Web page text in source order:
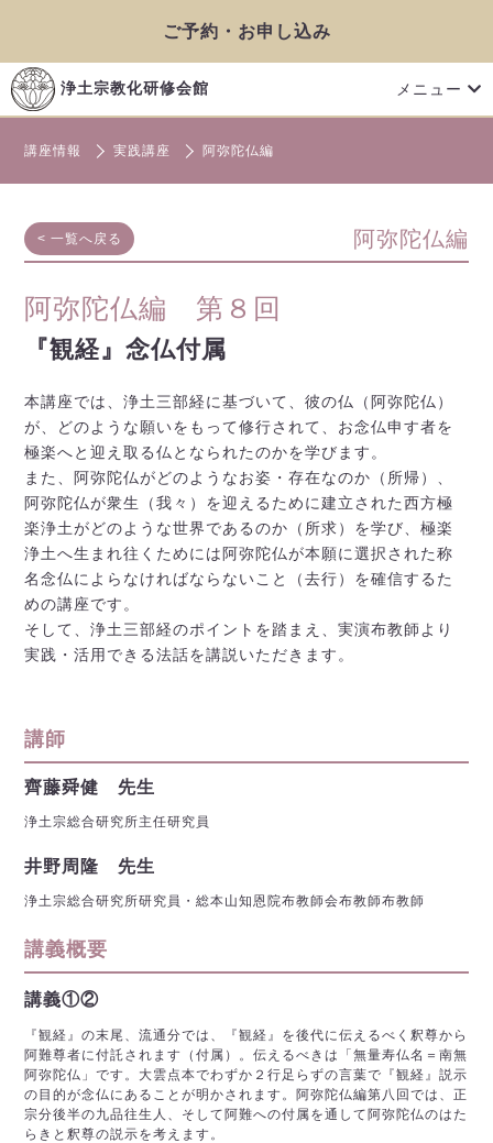
浄土宗教化研修会館 メニュー
ご予約・お申し込み
講座情報 実践講座 阿弥陀仏編
< 一覧へ戻る 阿弥陀仏編
阿弥陀仏編 第８回
『観経』念仏付属
本講座では、浄土三部経に基づいて、彼の仏（阿弥陀仏）
が、どのような願いをもって修行されて、お念仏申す者を
極楽へと迎え取る仏となられたのかを学びます。
また、阿弥陀仏がどのようなお姿・存在なのか（所帰）、
阿弥陀仏が衆生（我々）を迎えるために建立された西方極
楽浄土がどのような世界であるのか（所求）を学び、極楽
浄土へ生まれ往くためには阿弥陀仏が本願に選択された称
名念仏によらなければならないこと（去行）を確信するた
めの講座です。
そして、浄土三部経のポイントを踏まえ、実演布教師より
実践・活用できる法話を講説いただきます。
講師
齊藤舜健 先生
浄土宗総合研究所主任研究員
井野周隆 先生
浄土宗総合研究所研究員・総本山知恩院布教師会布教師布教師
講義概要
講義①②
『観経』の末尾、流通分では、『観経』を後代に伝えるべく釈尊から
阿難尊者に付託されます（付属）。伝えるべきは「無量寿仏名＝南無
阿弥陀仏」です。大雲点本でわずか２行足らずの言葉で『観経』説示
の目的が念仏にあることが明かされます。阿弥陀仏編第八回では、正
宗分後半の九品往生人、そして阿難への付属を通して阿弥陀仏のはた
らきと釈尊の説示を考えます。